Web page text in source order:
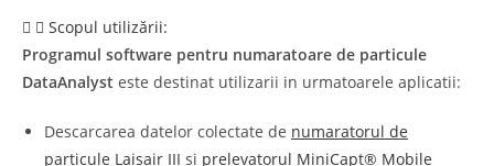
Scopul utilizării:
Programul software pentru numaratoare de particule
DataAnalyst este destinat utilizarii in urmatoarele aplicatii:
Descarcarea datelor colectate de numaratorul de
particule Laisair III si prelevatorul MiniCapt® Mobile